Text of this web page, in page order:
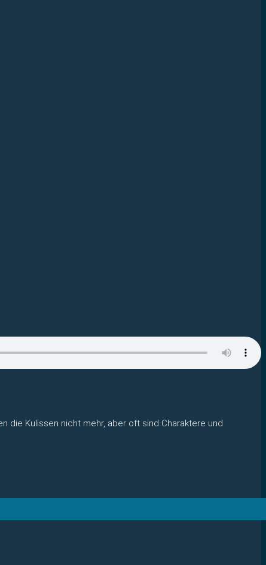
die Kulissen nicht mehr, aber oft sind Charaktere und